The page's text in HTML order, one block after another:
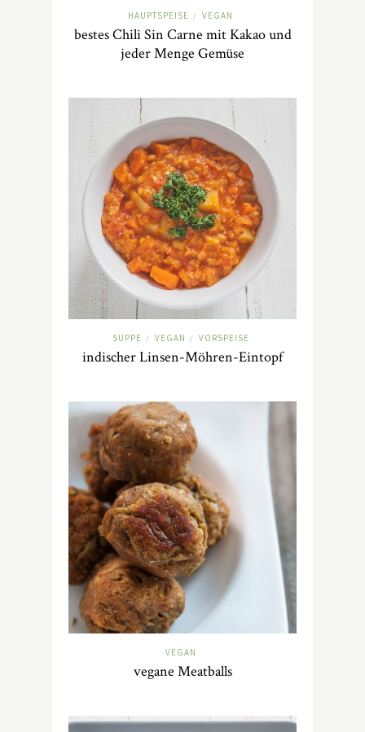
HAUPTSPEISE / VEGAN
bestes Chili Sin Carne mit Kakao und
jeder Menge Gemüse
SUPPE / VEGAN / VORSPEISE
indischer Linsen-Möhren-Eintopf
VEGAN
vegane Meatballs